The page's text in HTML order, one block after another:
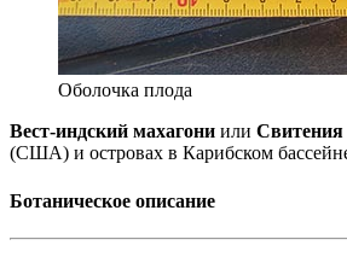
Оболочка плода
Вест-индский махагони или Свитения
(США) и островах в Карибском
Ботаническое описание